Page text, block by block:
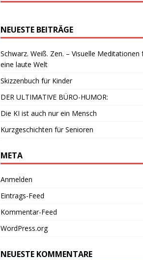
NEUESTE BEITRÄGE
Schwarz. Weiß. Zen. – Visuelle Meditationen
eine laute Welt
Skizzenbuch für Kinder
DER ULTIMATIVE BÜRO-HUMOR:
Die KI ist auch nur ein Mensch
Kurzgeschichten für Senioren
META
Anmelden
Eintrags-Feed
Kommentar-Feed
WordPress.org
NEUESTE KOMMENTARE